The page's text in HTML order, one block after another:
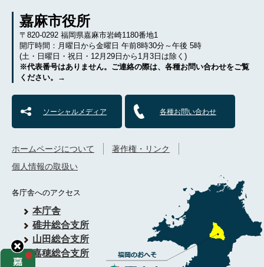
嘉麻市役所
〒820-0292 福岡県嘉麻市岩崎1180番地1
開庁時間：月曜日から金曜日 午前8時30分～午後 5時
(土・日曜日・祝日・12月29日から1月3日は除く)
※代表番号はありません。ご連絡の際は、各種お問い合わせをご覧
ください。→
ソーシャルメディア 各種お問い合わせ
各庁舎へのアクセス
本庁舎
碓井総合支所
山田総合支所
嘉穂総合支所
ホームページについて
著作権・リンク
個人情報の取扱い